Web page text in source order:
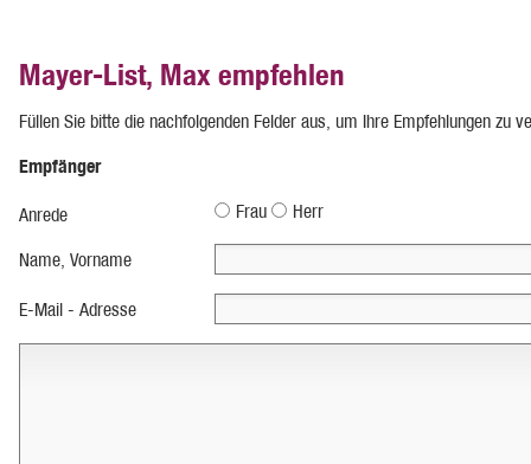
Mayer-List, Max empfehlen
Füllen Sie bitte die nachfolgenden Felder aus, um Ihre Empfehlungen zu
Empfänger
Anrede Frau Herr
Name, Vorname
E-Mail - Adresse